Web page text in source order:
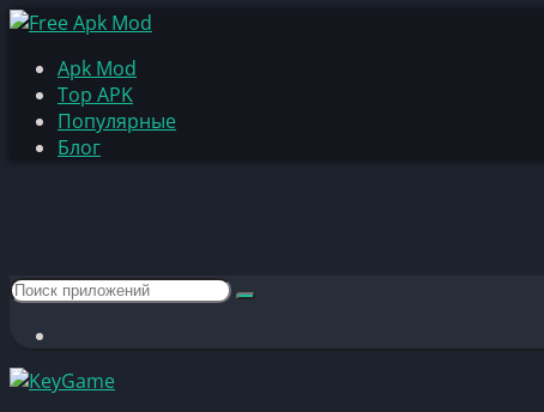
Apk Mod
Top APK
Популярные
Блог